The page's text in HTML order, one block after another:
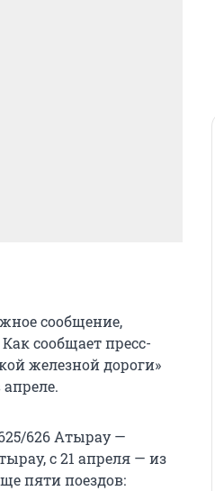
сообщение,
сообщает пресс-
железной дороги»
626 Атырау —
с 21 апреля — из
пяти поездов: